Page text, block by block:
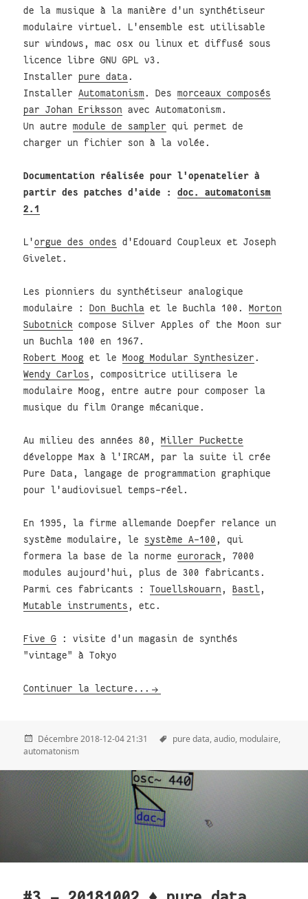
de la musique à la manière d'un synthétiseur
modulaire virtuel. L'ensemble est utilisable
sur windows, mac osx ou linux et diffusé sous
licence libre GNU GPL v3.
Installerpure data .
InstallerAutomatonism . Desmorceaux composés
par Johan Eriksson avec Automatonism.
Un autremodule de sampler qui permet de
charger un fichier son à la volée.
Documentation réalisée pour l'openatelier à
partir des patches d'aide :doc. automatonism
2.1
L'orgue des ondes d'Edouard Coupleux et Joseph
Givelet.
Les pionniers du synthétiseur analogique
modulaire : Don Buchla et le Buchla 100. Morton
Subotnick compose Silver Apples of the Moon sur
un Buchla 100 en 1967.
Robert Moog et le Moog Modular Synthesizer .
Wendy Carlos , compositrice utilisera le
modulaire Moog, entre autre pour composer la
musique du film Orange mécanique.
Au milieu des années 80, Miller Puckette
développe Max à l'IRCAM, par la suite il crée
Pure Data, langage de programmation graphique
pour l'audiovisuel temps-réel.
En 1995, la firme allemande Doepfer relance un
système modulaire, le système A-100 , qui
formera la base de la normeeurorack , 7000
modules aujourd'hui, plus de 300 fabricants.
Parmi ces fabricants :Touellskouarn , Bastl ,
Mutable instruments , etc.
Five G : visite d'un magasin de synthés
"vintage" à Tokyo
Continuer la lecture...
Décembre 2018-12-04 21:31 pure data, audio, modulaire,
automatonism